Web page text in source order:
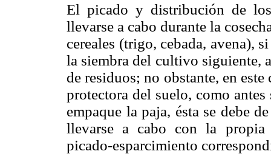
El picado y distribución de
llevarse a cabo durante la
cereales (trigo, cebada, avena),
la siembra del cultivo siguiente,
de residuos; no obstante, en
protectora del suelo, como
empaque la paja, ésta se debe
llevarse a cabo con la propia
picado-esparcimiento